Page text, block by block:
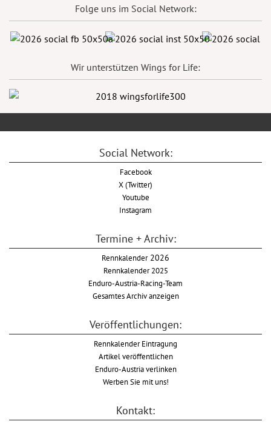
Folge uns im Social Network:
Wir unterstützen Wings for Life:
Social Network:
Facebook
X (Twitter)
Youtube
Instagram
Termine + Archiv:
Rennkalender2026
Rennkalender 2025
Enduro-Austria-Racing-Team
Gesamtes Archiv anzeigen
Veröffentlichungen:
Rennkalender Eintragung
Artikel veröffentlichen
Enduro-Austria verlinken
Werben Sie mit uns!
Kontakt: